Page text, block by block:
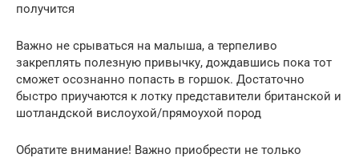
получится
Важно не срываться на малыша, а терпеливо
закреплять полезную привычку, дождавшись пока тот
сможет осознанно попасть в горшок. Достаточно
быстро приучаются к лотку представители британской и
шотландской вислоухой/прямоухой пород
Обратите внимание! Важно приобрести не только